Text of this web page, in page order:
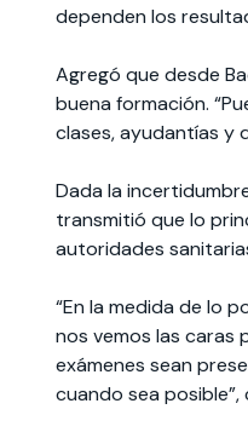
dependen los
Agregó que desde
buena formación.
clases, ayudantías y
Dada la
transmitió que lo
autoridades
“En la medida de lo
nos vemos las caras
exámenes sean
cuando sea posible”,